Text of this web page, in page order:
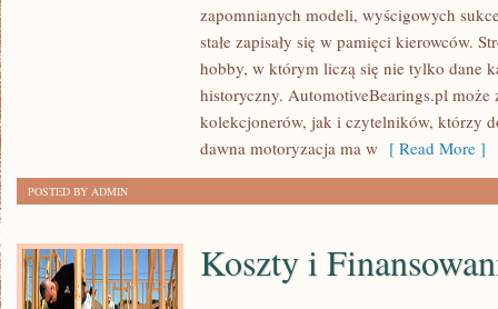
zapomnianych modeli, wyścigowych
stałe zapisały się w pamięci kierowców.
hobby, w którym liczą się nie tylko dane
historyczny. AutomotiveBearings.pl może
kolekcjonerów, jak i czytelników, którzy
dawna motoryzacja ma w [ Read More ]
POSTED BY ADMIN
Koszty i